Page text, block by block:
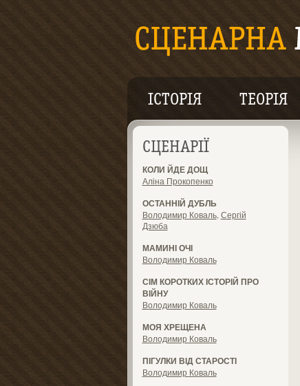
ІСТОРІЯ ТЕОРІЯ
СЦЕНАРІЇ
КОЛИ ЙДЕ ДОЩ
Аліна Прокопенко
ОСТАННІЙ ДУБЛЬ
Володимир Коваль, Сергій
Дзюба
МАМИНІ ОЧІ
Володимир Коваль
СІМ КОРОТКИХ ІСТОРІЙ ПРО
ВІЙНУ
Володимир Коваль
МОЯ ХРЕЩЕНА
Володимир Коваль
ПІГУЛКИ ВІД СТАРОСТІ
Володимир Коваль